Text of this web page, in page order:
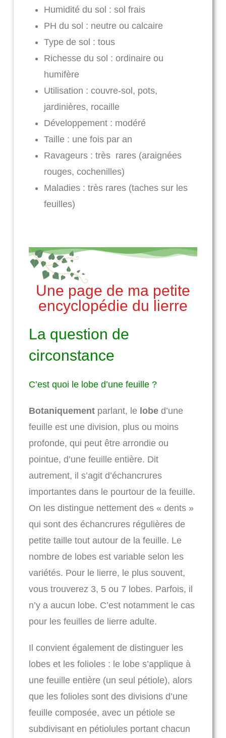
Humidité du sol : sol frais
PH du sol : neutre ou calcaire
Type de sol : tous
Richesse du sol : ordinaire ou
humifère
Utilisation : couvre-sol, pots,
jardinières, rocaille
Développement : modéré
Taille : une fois par an
Ravageurs : très rares (araignées
rouges, cochenilles)
Maladies : très rares (taches sur les
feuilles)
Une page de ma petite
encyclopédie du lierre
La question de
circonstance
C’est quoi le lobe d’une feuille ?
Botaniquement parlant, le lobe d’une
feuille est une division, plus ou moins
profonde, qui peut être arrondie ou
pointue, d’une feuille entière. Dit
autrement, il s’agit d’échancrures
importantes dans le pourtour de la feuille.
On les distingue nettement des « dents »
qui sont des échancrures régulières de
petite taille tout autour de la feuille. Le
nombre de lobes est variable selon les
variétés. Pour le lierre, le plus souvent,
vous trouverez 3, 5 ou 7 lobes. Parfois, il
n’y a aucun lobe. C’est notamment le cas
pour les feuilles de lierre adulte.
Il convient également de distinguer les
lobes et les folioles : le lobe s’applique à
une feuille entière (un seul pétiole), alors
que les folioles sont des divisions d’une
feuille composée, avec un pétiole se
subdivisant en pétiolules portant chacun